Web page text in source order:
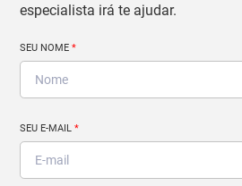
especialista irá te ajudar.
SEU NOME*
SEU E-MAIL*